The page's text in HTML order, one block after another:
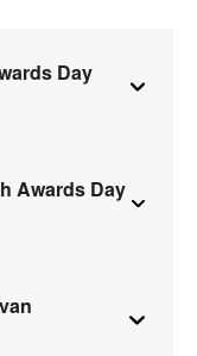
Day
Awards Day